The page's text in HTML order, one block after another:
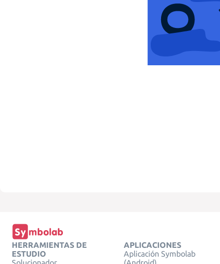
HERRAMIENTAS DE
ESTUDIO
APLICACIONES
Aplicación Symbolab